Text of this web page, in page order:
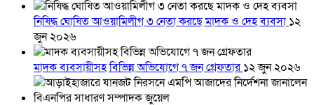
নিষিদ্ধ ঘোষিত আওয়ামিলীগ ৩ নেতা করছে মাদক ও দেহ ব্যবসা ১২
জুন ২০২৬
মাদক ব্যবসায়ীসহ বিভিন্ন অভিযোগে ৭ জন গ্রেফতার১২ জুন ২০২৬